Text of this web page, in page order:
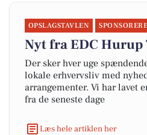
OPSLAGSTAVLEN
Nyt fra EDC Hurup
Der sker hver uge
lokale erhvervsliv med
arrangementer. Vi har lavet
fra de seneste dage
Læs hele artiklen her